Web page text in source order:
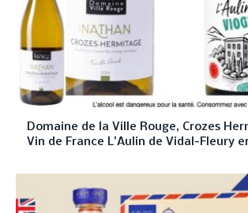
Domaine de la Ville Rouge, Crozes
Vin de France L’Aulin de Vidal-Fleury